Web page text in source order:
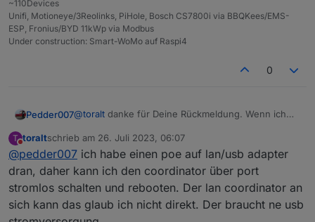
~110Devices
Unifi, Motioneye/3Reolinks, PiHole, Bosch CS7800i via BBQKees/EMS-
ESP, Fronius/BYD 11kWp via Modbus
Under construction: Smart-WoMo auf Raspi4
0
Pedder007@toralt danke für Deine Rückmeldung. Wenn ich
2 Monaten bei mir ja ganz gut hin. Der Hinweis bzgl
PoE (nutze auch Unifi und komme per VPN an alles
ran) ist gut! Ich hatte schon über eine WLAN
Steckdose nachgedacht, da ich an eine Zigbee ja
nicht mehr rankommen würde 😉
Ich hatte auch nicht auf dem Schirm, dass der
@dimaiv, wenn ich ja nicht der einzige zu sein
scheine:
Schreibt sich der Koordinator da evtl irgendwas
über die Zeit voll, was dann zu dem Problem führt?
Nach dem HW reset ist das Symbol am Socket auch
sofort wieder grün geworden, was ja vorher beim
T
Nicht stören
toraltschrieb am 26. Juli 2023, 06:07
zuletzt editiert von
@pedder007 ich habe einen poe auf lan/usb adapter
dran, daher kann ich den coordinator über port
stromlos schalten und rebooten. Der lan coordinator an
sich kann das glaub ich nicht direkt. Der braucht ne usb